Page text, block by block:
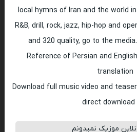
local hymns of Iran and the world
R&B, drill, rock, jazz, hip-hop and
and 320 quality, go to the
Reference of Persian and
translation
Download full music video and
direct download
موزیک نمیدونم